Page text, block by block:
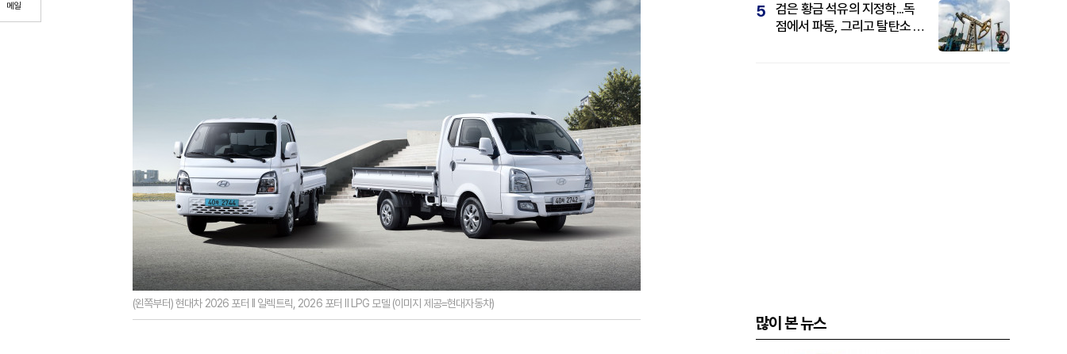
메일
(왼쪽부터) 현대차 2026 포터 II 일렉트릭, 2026 포터 II LPG 모델 (이미지 제공=현대자동차)
5
검은 황금 석유의 지정학...독
점에서 파동, 그리고 탈탄소 패
많이 본 뉴스